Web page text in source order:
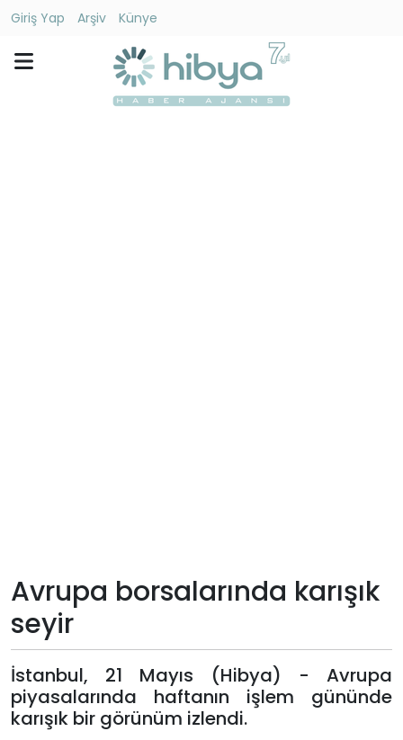
Giriş Yap Arşiv
Künye
Künye
Giriş
Yap
Avrupa borsalarında karışık
seyir
İstanbul, 21 Mayıs (Hibya) - Avrupa
piyasalarında haftanın işlem gününde
karışık bir görünüm izlendi.